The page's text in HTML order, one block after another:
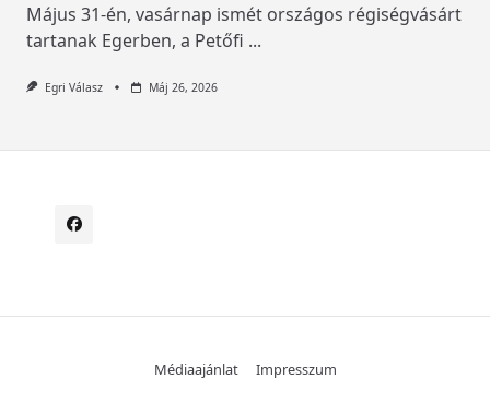
Május 31-én, vasárnap ismét országos régiségvásárt
tartanak Egerben, a Petőfi ...
Egri Válasz Máj 26, 2026
Médiaajánlat Impresszum